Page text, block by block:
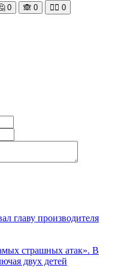
0 🙈 0 🧘‍♀️ 0
главу производителя
страшных атак». В
двух детей